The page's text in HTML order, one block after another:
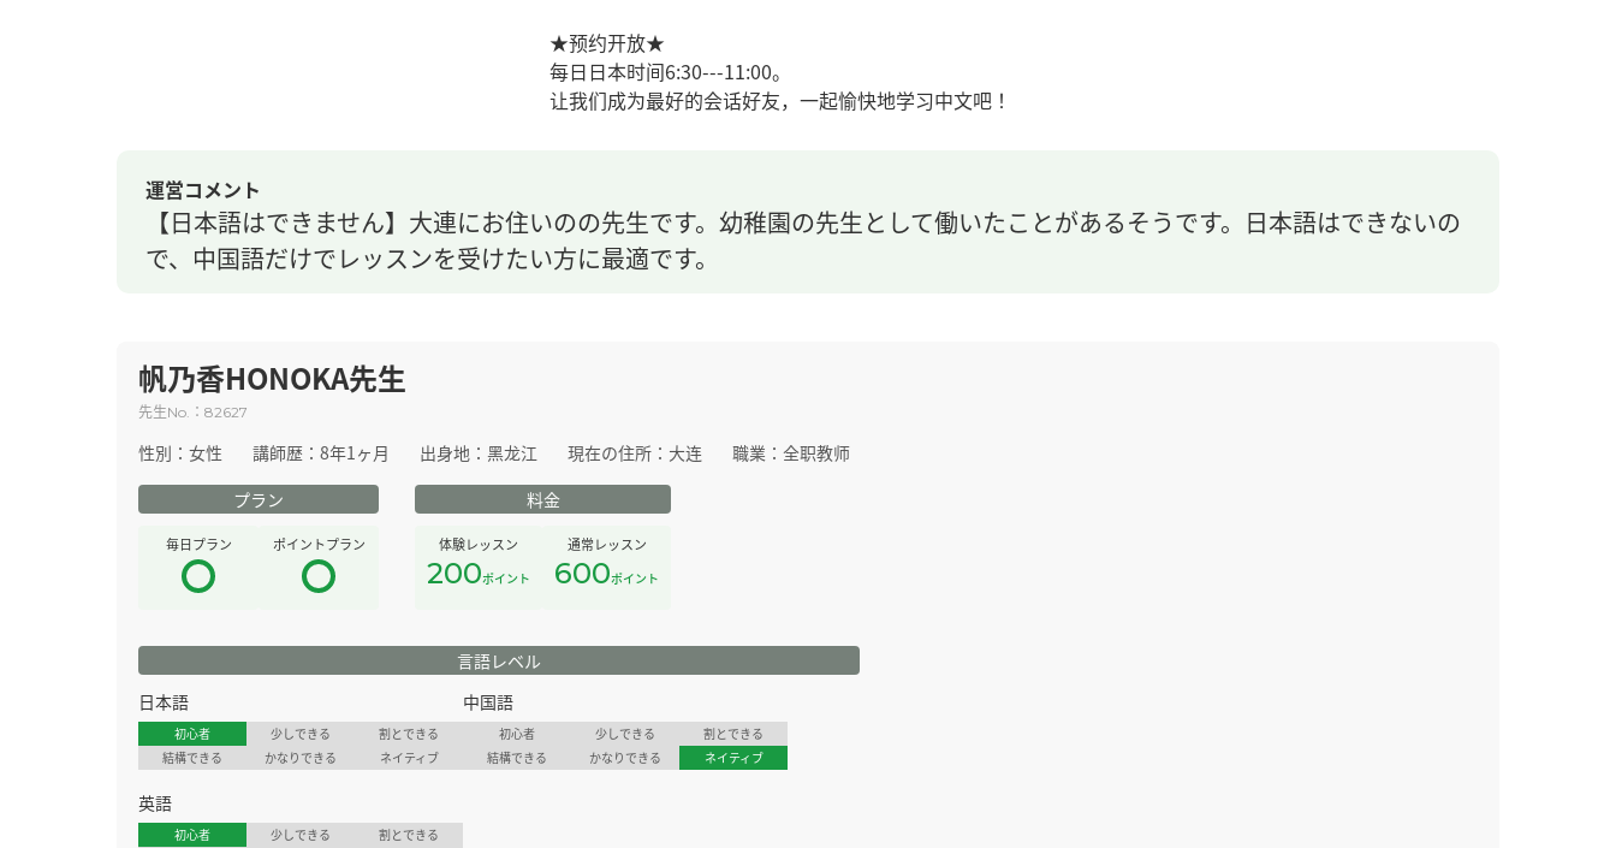
★预约开放★
每日日本时间6:30---11:00。
让我们成为最好的会话好友，一起愉快地学习中文吧！
運営コメント
【日本語はできません】大連にお住いのの先生です。幼稚園の先生として働いたことがあるそうです。日本語はできないの
で、中国語だけでレッスンを受けたい方に最適です。
帆乃香HONOKA先生
先生No. ： 82627
性別： 女性 講師歴： 8年1ヶ月 出身地： 黑龙江 現在の住所： 大连 職業： 全职教师
プラン
毎日プラン ポイントプラン
料金
体験レッスン
200ポイント
通常レッスン
600ポイント
言語レベル
日本語
初心者 少しできる
割とできる
結構できる
かなりできる ネイティブ
中国語
初心者 少しできる
割とできる
結構できる
かなりできる ネイティブ
英語
初心者 少しできる
割とできる